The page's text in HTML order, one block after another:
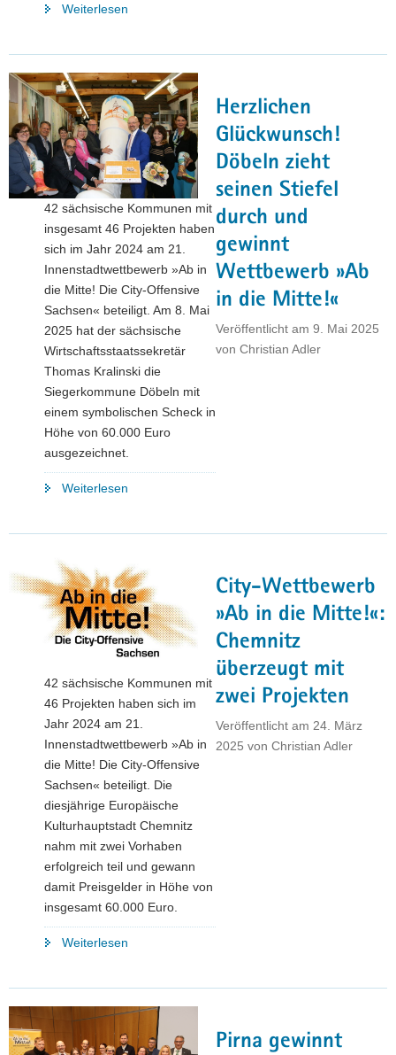
Weiterlesen
in
kleinen
Städten"
Herzlichen
Glückwunsch!
Döbeln zieht
seinen Stiefel
durch und
gewinnt
Wettbewerb »Ab
in die Mitte!«
Veröffentlicht am 9. Mai 2025
von Christian Adler
42 sächsische Kommunen mit
insgesamt 46 Projekten haben
sich im Jahr 2024 am 21.
Innenstadtwettbewerb »Ab in
die Mitte! Die City-Offensive
Sachsen« beteiligt. Am 8. Mai
2025 hat der sächsische
Wirtschaftsstaatssekretär
Thomas Kralinski die
Siegerkommune Döbeln mit
einem symbolischen Scheck in
Höhe von 60.000 Euro
ausgezeichnet.
Weiterlesen
seinen
Stiefel
durch
und
gewinnt
»Ab
in
die
Mitte!«"
City-Wettbewerb
»Ab in die Mitte!«:
Chemnitz
überzeugt mit
zwei Projekten
Veröffentlicht am 24. März
2025 von Christian Adler
42 sächsische Kommunen mit
46 Projekten haben sich im
Jahr 2024 am 21.
Innenstadtwettbewerb »Ab in
die Mitte! Die City-Offensive
Sachsen« beteiligt. Die
diesjährige Europäische
Kulturhauptstadt Chemnitz
nahm mit zwei Vorhaben
erfolgreich teil und gewann
damit Preisgelder in Höhe von
insgesamt 60.000 Euro.
Weiterlesen
die
Mitte!«:
Pirna gewinnt